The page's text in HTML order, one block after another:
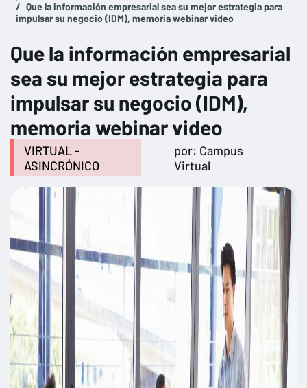
Que la información empresarial sea su mejor estrategia para
impulsar su negocio (IDM), memoria webinar video
Que la información empresarial
sea su mejor estrategia para
impulsar su negocio (IDM),
memoria webinar video
VIRTUAL -
ASINCRÓNICO
por: Campus
Virtual